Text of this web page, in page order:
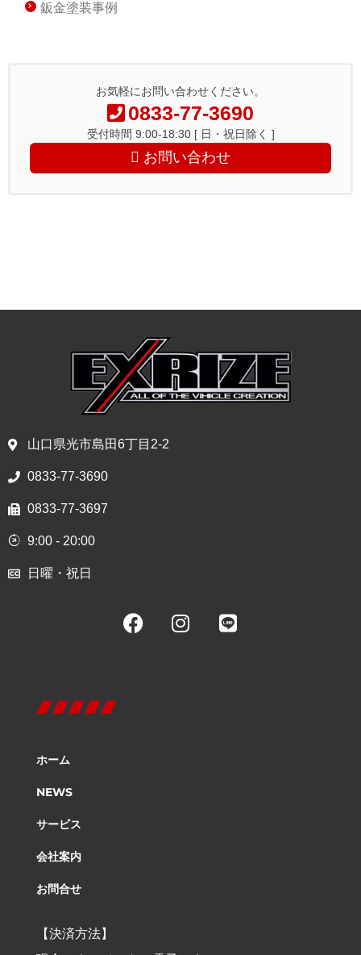
鈑金塗装事例
お気軽にお問い合わせください。
0833-77-3690
受付時間 9:00-18:30 [ 日・祝日除く ]
お問い合わせ
山口県光市島田6丁目2-2
0833-77-3690
0833-77-3697
9:00 - 20:00
日曜・祝日
ホーム
NEWS
サービス
会社案内
お問合せ
【決済方法】